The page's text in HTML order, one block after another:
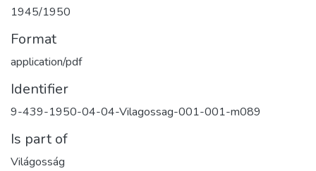
1945/1950
Format
application/pdf
Identifier
9-439-1950-04-04-Vilagossag-001-001-m089
Is part of
Világosság